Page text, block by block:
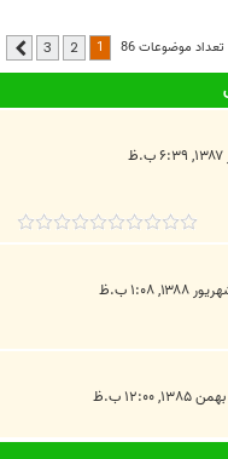
تعداد موضوعات 86 2
3 بعدی